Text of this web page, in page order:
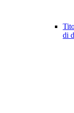
di